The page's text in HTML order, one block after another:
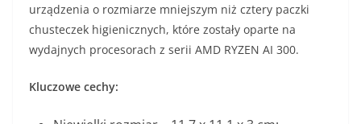
urządzenia o rozmiarze mniejszym niż cztery paczki
chusteczek higienicznych, które zostały oparte na
wydajnych procesorach z serii AMD RYZEN AI 300.
Kluczowe cechy: